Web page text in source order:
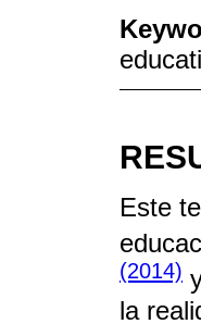
Este
(2014)
la